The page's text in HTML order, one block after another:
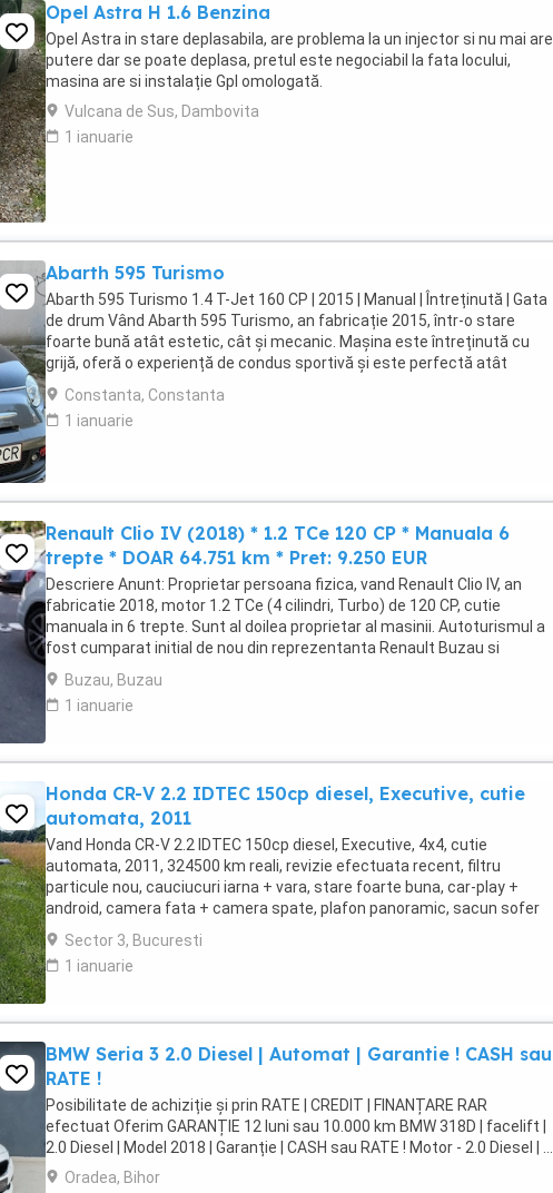
Opel Astra H 1.6 Benzina
Opel Astra in stare deplasabila, are problema la un injector si nu mai are
putere dar se poate deplasa, pretul este negociabil la fata locului,
masina are si instalație Gpl omologată.
Vulcana de Sus, Dambovita
1 ianuarie
Abarth 595 Turismo
Abarth 595 Turismo 1.4 T-Jet 160 CP | 2015 | Manual | Întreținută | Gata
de drum Vând Abarth 595 Turismo, an fabricație 2015, într-o stare
foarte bună atât estetic, cât și mecanic. Mașina este întreținută cu
grijă, oferă o experiență de condus sportivă și este perfectă atât
pentru oraș, cât și pentru ...
Constanta, Constanta
1 ianuarie
Renault Clio IV (2018) * 1.2 TCe 120 CP * Manuala 6
trepte * DOAR 64.751 km * Pret: 9.250 EUR
Descriere Anunt: Proprietar persoana fizica, vand Renault Clio IV, an
fabricatie 2018, motor 1.2 TCe (4 cilindri, Turbo) de 120 CP, cutie
manuala in 6 trepte. Sunt al doilea proprietar al masinii. Autoturismul a
fost cumparat initial de nou din reprezentanta Renault Buzau si
dispune de istoric complet ...
Buzau, Buzau
1 ianuarie
Honda CR-V 2.2 IDTEC 150cp diesel, Executive, cutie
automata, 2011
Vand Honda CR-V 2.2 IDTEC 150cp diesel, Executive, 4x4, cutie
automata, 2011, 324500 km reali, revizie efectuata recent, filtru
particule nou, cauciucuri iarna + vara, stare foarte buna, car-play +
android, camera fata + camera spate, plafon panoramic, sacun sofer
reglabil electric pe 6 directii, suport ...
Sector 3, Bucuresti
1 ianuarie
BMW Seria 3 2.0 Diesel | Automat | Garantie ! CASH sau
RATE !
Posibilitate de achiziție și prin RATE | CREDIT | FINANȚARE RAR
efectuat Oferim GARANȚIE 12 luni sau 10.000 km BMW 318D | facelift |
2.0 Diesel | Model 2018 | Garanție | CASH sau RATE ! Motor - 2.0 Diesel | ...
Oradea, Bihor